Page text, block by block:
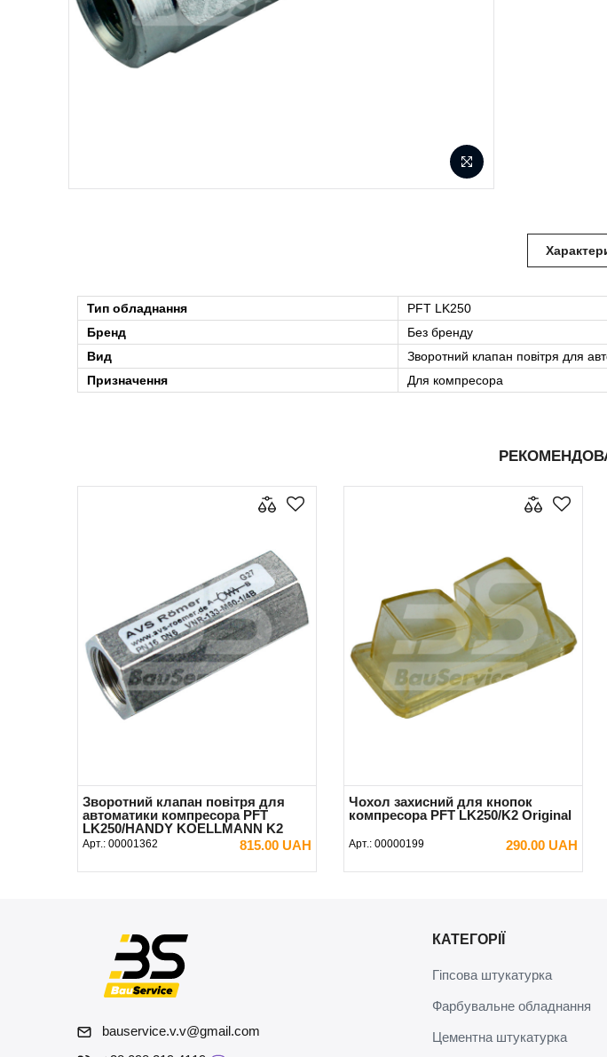
Тип обладнання
PFT LK250
Бренд
Без бренду
Вид
Зворотний клапан повітря для
Призначення
Для компресора
Зворотний клапан повітря для
автоматики компресора PFT
LK250/HANDY KOELLMANN K2
Original
Арт.: 00001362 815.00 UAH
В КОШИК
Чохол захисний для кнопок
компресора PFT LK250/K2 Original
Арт.: 00000199 290.00 UAH
В КОШИК
bauservice.v.v@gmail.com
КАТЕГОРІЇ
Гіпсова штукатурка
Фарбувальне обладнання
Цементна штукатурка